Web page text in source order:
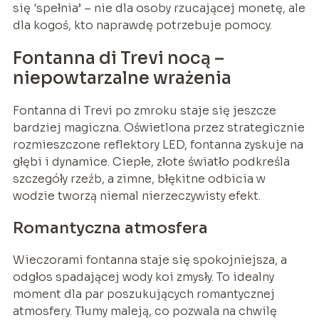
się 'spełnia’ – nie dla osoby rzucającej monetę, ale
dla kogoś, kto naprawdę potrzebuje pomocy.
Fontanna di Trevi nocą –
niepowtarzalne wrażenia
Fontanna di Trevi po zmroku staje się jeszcze
bardziej magiczna. Oświetlona przez strategicznie
rozmieszczone reflektory LED, fontanna zyskuje na
głębi i dynamice. Ciepłe, złote światło podkreśla
szczegóły rzeźb, a zimne, błękitne odbicia w
wodzie tworzą niemal nierzeczywisty efekt.
Romantyczna atmosfera
Wieczorami fontanna staje się spokojniejsza, a
odgłos spadającej wody koi zmysły. To idealny
moment dla par poszukujących romantycznej
atmosfery. Tłumy maleją, co pozwala na chwilę